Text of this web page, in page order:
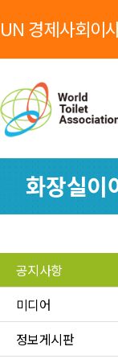
UN 경제사회이
화장실이
공지사항
미디어
정보게시판